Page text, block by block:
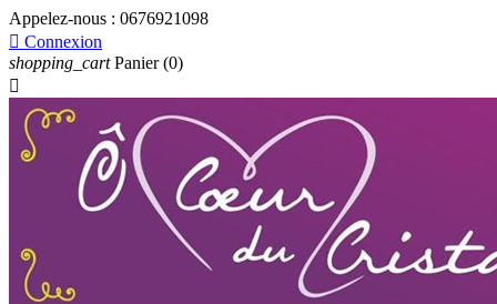
Appelez-nous : 0676921098
 Connexion
shopping_cart Panier (0)
